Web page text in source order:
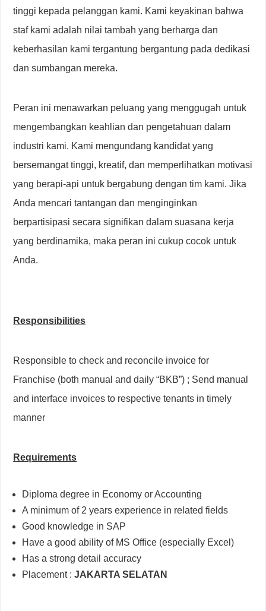
tinggi kepada pelanggan kami. Kami keyakinan bahwa
staf kami adalah nilai tambah yang berharga dan
keberhasilan kami tergantung bergantung pada dedikasi
dan sumbangan mereka.
Peran ini menawarkan peluang yang menggugah untuk
mengembangkan keahlian dan pengetahuan dalam
industri kami. Kami mengundang kandidat yang
bersemangat tinggi, kreatif, dan memperlihatkan motivasi
yang berapi-api untuk bergabung dengan tim kami. Jika
Anda mencari tantangan dan menginginkan
berpartisipasi secara signifikan dalam suasana kerja
yang berdinamika, maka peran ini cukup cocok untuk
Anda.
Responsibilities
Responsible to check and reconcile invoice for
Franchise (both manual and daily “BKB”) ; Send manual
and interface invoices to respective tenants in timely
manner
Requirements
Diploma degree in Economy or Accounting
A minimum of 2 years experience in related fields
Good knowledge in SAP
Have a good ability of MS Office (especially Excel)
Has a strong detail accuracy
Placement :JAKARTA SELATAN